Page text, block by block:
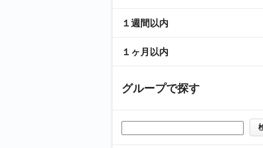
１週間以内
１ヶ月以内
グループで探す